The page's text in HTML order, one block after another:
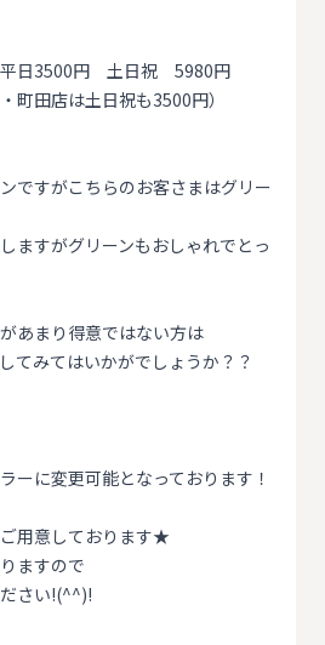
日3500円 土日祝 5980円
町田店は土日祝も3500円）
ですがこちらのお客さまはグリー
ますがグリーンもおしゃれでとっ
あまり得意ではない方は
てみてはいかがでしょうか？？
ーに変更可能となっております！
用意しております★
ますので
さい!(^^)!